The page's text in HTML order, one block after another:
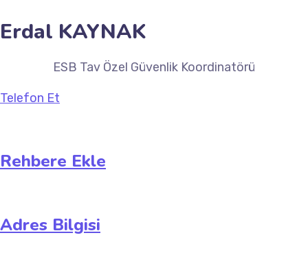
Erdal KAYNAK
ESB Tav Özel Güvenlik Koordinatörü
Telefon Et
Rehbere Ekle
Adres Bilgisi